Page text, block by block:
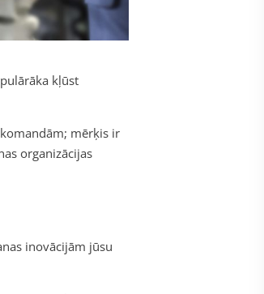
kļūst
mērķis ir
organizācijas
inovācijām jūsu